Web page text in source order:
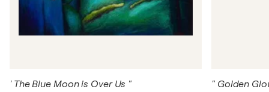
' The Blue Moon is Over Us " " Golden